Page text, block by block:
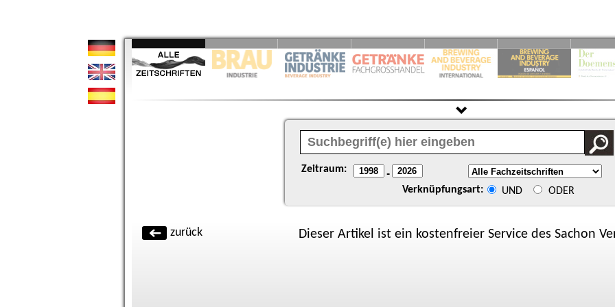
Zeitraum: -
Verknüpfungsart: UND ODER
zurück Dieser Artikel ist ein kostenfreier Service des Sachon